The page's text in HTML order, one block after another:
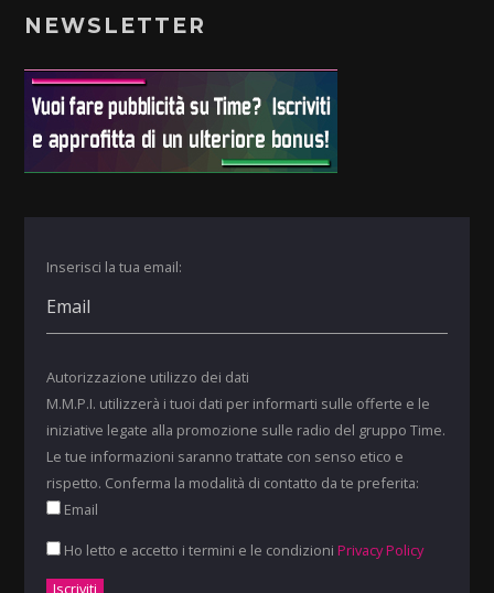
NEWSLETTER
Inserisci la tua email:
Autorizzazione utilizzo dei dati
M.M.P.I. utilizzerà i tuoi dati per informarti sulle offerte e le
iniziative legate alla promozione sulle radio del gruppo Time.
Le tue informazioni saranno trattate con senso etico e
rispetto. Conferma la modalità di contatto da te preferita:
Email
Ho letto e accetto i termini e le condizioni Privacy Policy